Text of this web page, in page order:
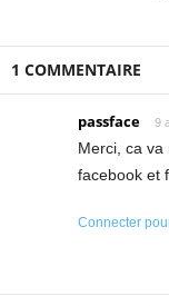
1 COMMENTAIRE
passface 9
Merci, ca va
facebook et
Connecter